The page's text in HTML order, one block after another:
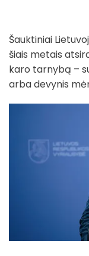
Šauktiniai
šiais metais
karo tarnybą –
arba devynis